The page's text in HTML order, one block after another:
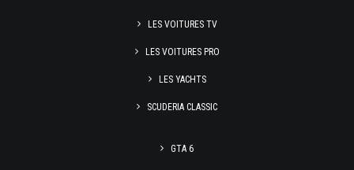
LES VOITURES TV
LES VOITURES PRO
LES YACHTS
SCUDERIA CLASSIC
GTA 6